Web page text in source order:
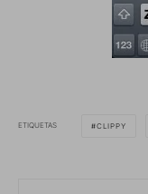
ETIQUETAS CLIPPY